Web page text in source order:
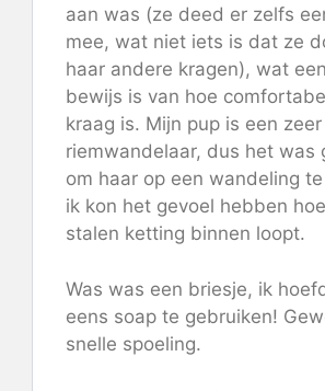
aan was (ze deed er zelfs
mee, wat niet iets is dat ze
haar andere kragen), wat
bewijs is van hoe
kraag is. Mijn pup is een
riemwandelaar, dus het was
om haar op een wandeling
ik kon het gevoel hebben
stalen ketting binnen loopt.
Was was een briesje, ik
eens soap te gebruiken!
snelle spoeling.